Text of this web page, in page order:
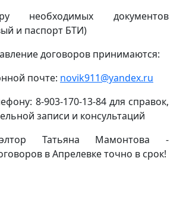
необходимых документов
и паспорт БТИ)
договоров принимаются:
почте: novik911@yandex.ru
8-903-170-13-84 для справок,
записи и консультаций
Татьяна Мамонтова -
в Апрелевке точно в срок!